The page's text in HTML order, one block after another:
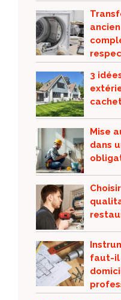
3
Mise
dans
faut-il